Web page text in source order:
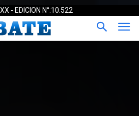
- EDICION N°:10.522